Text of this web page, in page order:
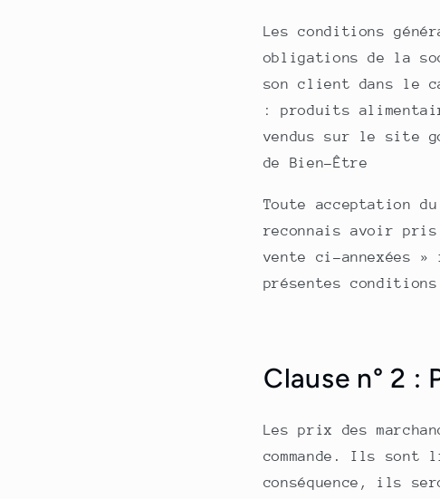
Les conditions
obligations de la
son client dans le
: produits
vendus sur le site
de Bien-Être
Toute acceptation
reconnais avoir
vente ci-annexées
présentes
Clause n° 2 :
Les prix des
commande. Ils
conséquence, ils